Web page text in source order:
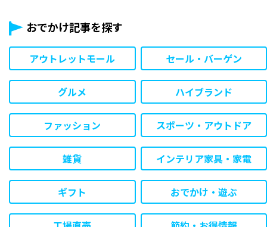
おでかけ記事を探す
アウトレットモール セール・バーゲン
グルメ ハイブランド
ファッション スポーツ・アウトドア
雑貨 インテリア家具・家電
ギフト おでかけ・遊ぶ